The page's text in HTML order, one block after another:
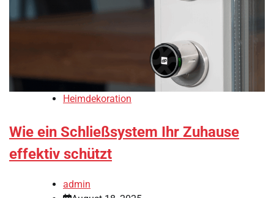
Heimdekoration
Wie ein Schließsystem Ihr Zuhause
effektiv schützt
admin